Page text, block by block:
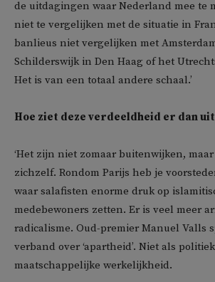
de uitdagingen waar Nederland mee te
niet te vergelijken met de situatie in
banlieus niet vergelijken met
Schilderswijk in Den Haag of het
Het is van een totaal andere schaal.’
Hoe ziet deze verdeeldheid er dan
‘Het zijn niet zomaar buitenwijken,
zichzelf. Rondom Parijs heb je
waar salafisten enorme druk op
medebewoners zetten. Er is veel meer
radicalisme. Oud-premier Manuel Valls
verband over ‘apartheid’. Niet als
maatschappelijke werkelijkheid.